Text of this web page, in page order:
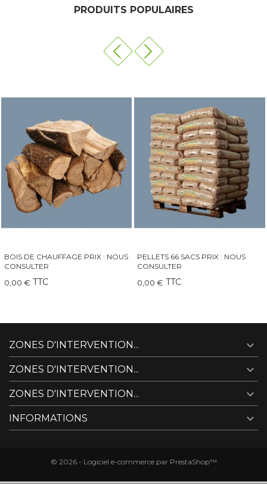
PRODUITS POPULAIRES
PELLETS 66 SACS PRIX : NOUS
CONSULTER
0,00 € TTC
QAÏTO 30 GRAND INSERT-
CHEMINÉE-POÊLE
249,00 € TTC
ZONES D'INTERVENTION... 
ZONES D'INTERVENTION... 
ZONES D'INTERVENTION... 
INFORMATIONS 
© 2026 - Logiciel e-commerce par PrestaShop™